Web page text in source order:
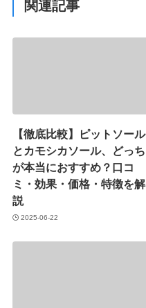
関連記事
【徹底比較】ピットソール
とカモシカソール、どっち
が本当におすすめ？口コ
ミ・効果・価格・特徴を解
説
2025-06-22